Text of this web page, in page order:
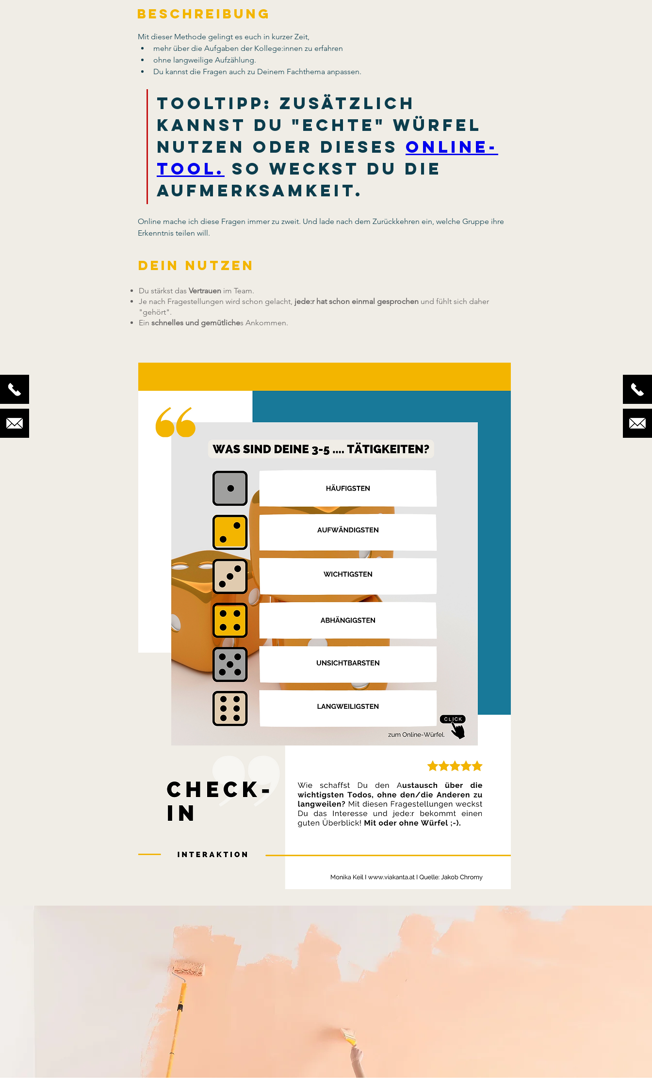
Beschreibung
Mit dieser Methode gelingt es euch in kurzer Zeit,
mehr über die Aufgaben der Kollege:innen zu erfahren
ohne langweilige Aufzählung.
Du kannst die Fragen auch zu Deinem Fachthema anpassen.
Tooltipp: Zusätzlich
kannst Du "echte" Würfel
nutzen oder dieses Online-
Tool. So weckst Du die
Aufmerksamkeit.
Online mache ich diese Fragen immer zu zweit. Und lade nach dem Zurückkehren ein, welche Gruppe ihre
Erkenntnis teilen will.
Dein Nutzen
Du stärkst das Vertrauen im Team.
Je nach Fragestellungen wird schon gelacht, jede:r hat schon einmal gesprochen und fühlt sich daher
"gehört".
Ein schnelles und gemütliches Ankommen.